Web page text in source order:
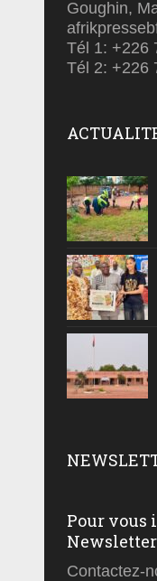
Goughin,
Tél 1: +226
Tél 2: +226
Pour vous
Newsletter
Contactez-